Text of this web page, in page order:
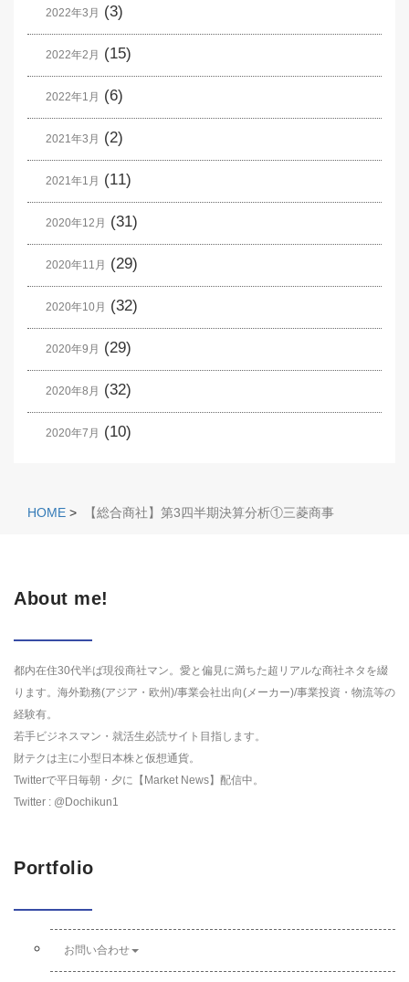
2022年3月 (3)
2022年2月 (15)
2022年1月 (6)
2021年3月 (2)
2021年1月 (11)
2020年12月 (31)
2020年11月 (29)
2020年10月 (32)
2020年9月 (29)
2020年8月 (32)
2020年7月 (10)
HOME > 【総合商社】第3四半期決算分析①三菱商事
About me!
都内在住30代半ば現役商社マン。愛と偏見に満ちた超リアルな商社ネタを綴
ります。海外勤務(アジア・欧州)/事業会社出向(メーカー)/事業投資・物流等の
経験有。
若手ビジネスマン・就活生必読サイト目指します。
財テクは主に小型日本株と仮想通貨。
Twitterで平日毎朝・夕に【Market News】配信中。
Twitter : @Dochikun1
Portfolio
お問い合わせ